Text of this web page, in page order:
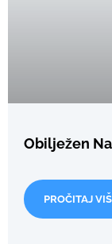
Obilježen
PROČITAJ